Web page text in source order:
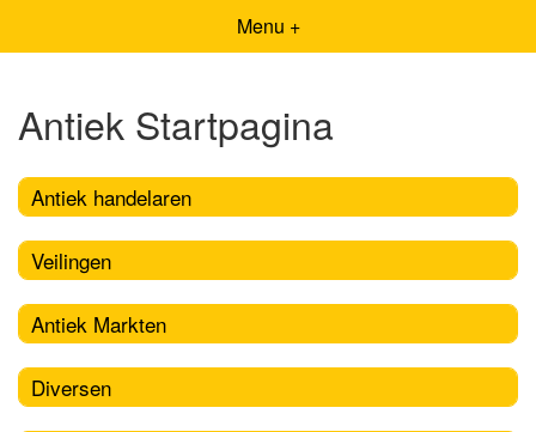
Menu +
Antiek Startpagina
Antiek handelaren
Veilingen
Antiek Markten
Diversen